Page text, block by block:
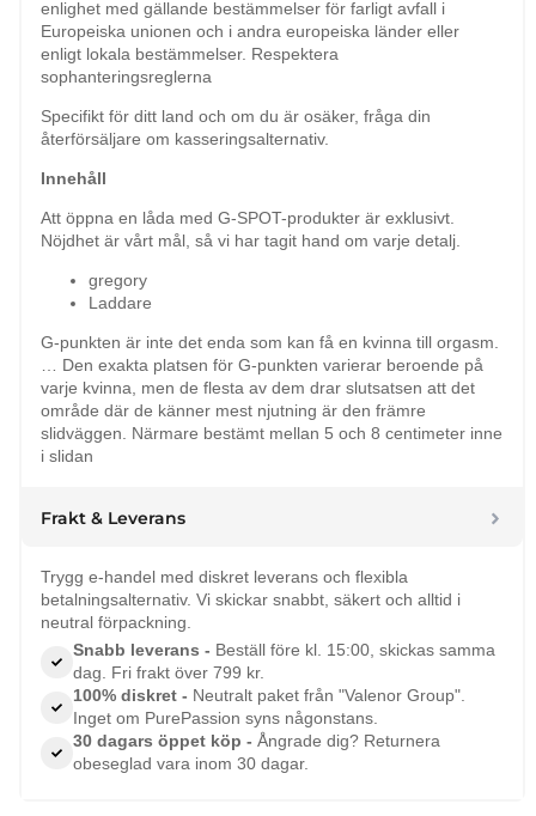
enlighet med gällande bestämmelser för farligt avfall i
Europeiska unionen och i andra europeiska länder eller
enligt lokala bestämmelser. Respektera
sophanteringsreglerna
Specifikt för ditt land och om du är osäker, fråga din
återförsäljare om kasseringsalternativ.
Innehåll
Att öppna en låda med G-SPOT-produkter är exklusivt.
Nöjdhet är vårt mål, så vi har tagit hand om varje detalj.
gregory
Laddare
G-punkten är inte det enda som kan få en kvinna till orgasm.
… Den exakta platsen för G-punkten varierar beroende på
varje kvinna, men de flesta av dem drar slutsatsen att det
område där de känner mest njutning är den främre
slidväggen. Närmare bestämt mellan 5 och 8 centimeter inne
i slidan
Frakt & Leverans
Trygg e-handel med diskret leverans och flexibla
betalningsalternativ. Vi skickar snabbt, säkert och alltid i
neutral förpackning.
Snabb leverans - Beställ före kl. 15:00, skickas samma
dag. Fri frakt över 799 kr.
100% diskret - Neutralt paket från "Valenor Group".
Inget om PurePassion syns någonstans.
30 dagars öppet köp - Ångrade dig? Returnera
obeseglad vara inom 30 dagar.